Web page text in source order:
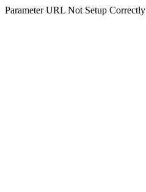
Parameter URL Not Setup Correctly